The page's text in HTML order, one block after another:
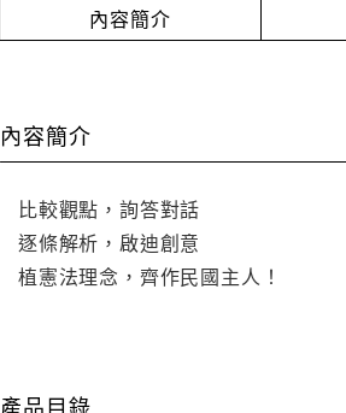
內容簡介
內容簡介
比較觀點，詢答對話
逐條解析，啟迪創意
植憲法理念，齊作民國主人！
產品目錄